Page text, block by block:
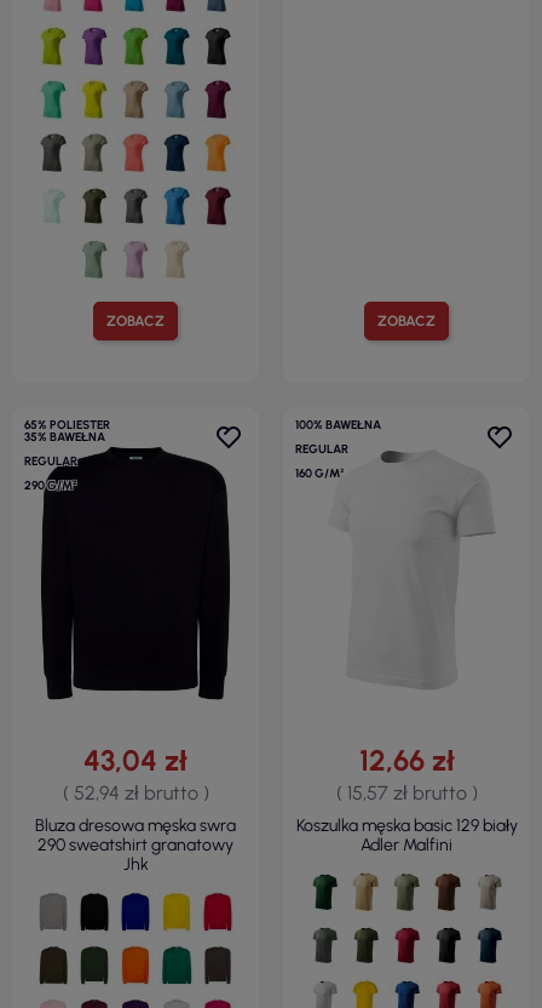
ZOBACZ ZOBACZ
65% POLIESTER
35% BAWEŁNA
REGULAR
290 G/M²
43,04 zł
( 52,94 zł brutto )
Bluza dresowa męska swra
290 sweatshirt granatowy
Jhk
100% BAWEŁNA
REGULAR
160 G/M²
12,66 zł
( 15,57 zł brutto )
Koszulka męska basic 129 biały
Adler Malfini